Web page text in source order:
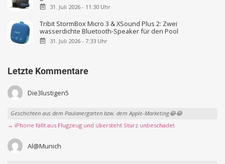
31. Juli 2026 - 11:30 Uhr
Tribit StormBox Micro 3 & XSound Plus 2: Zwei
wasserdichte Bluetooth-Speaker für den Pool
31. Juli 2026 - 7:33 Uhr
Letzte Kommentare
Die3lustigen5
Geschichten aus dem Paulanergarten bzw. dem Apple-Marketing😂😂
→ iPhone fällt aus Flugzeug und übersteht Sturz unbeschadet
Al@Munich